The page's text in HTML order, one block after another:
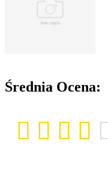
Średnia Ocena: